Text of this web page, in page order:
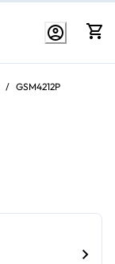
/ GSM4212P